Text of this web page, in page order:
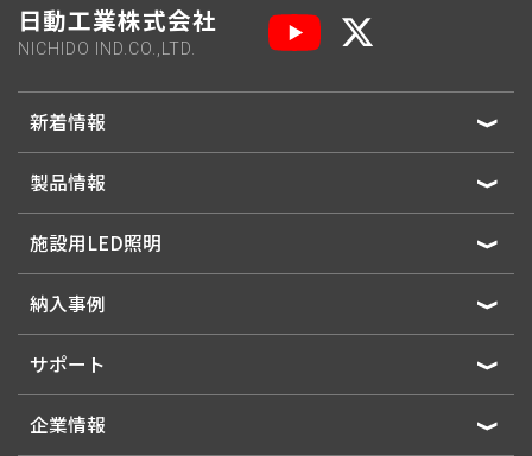
日動工業株式会社
NICHIDO IND.CO.,LTD.
新着情報
製品情報
施設用LED照明
納入事例
サポート
企業情報